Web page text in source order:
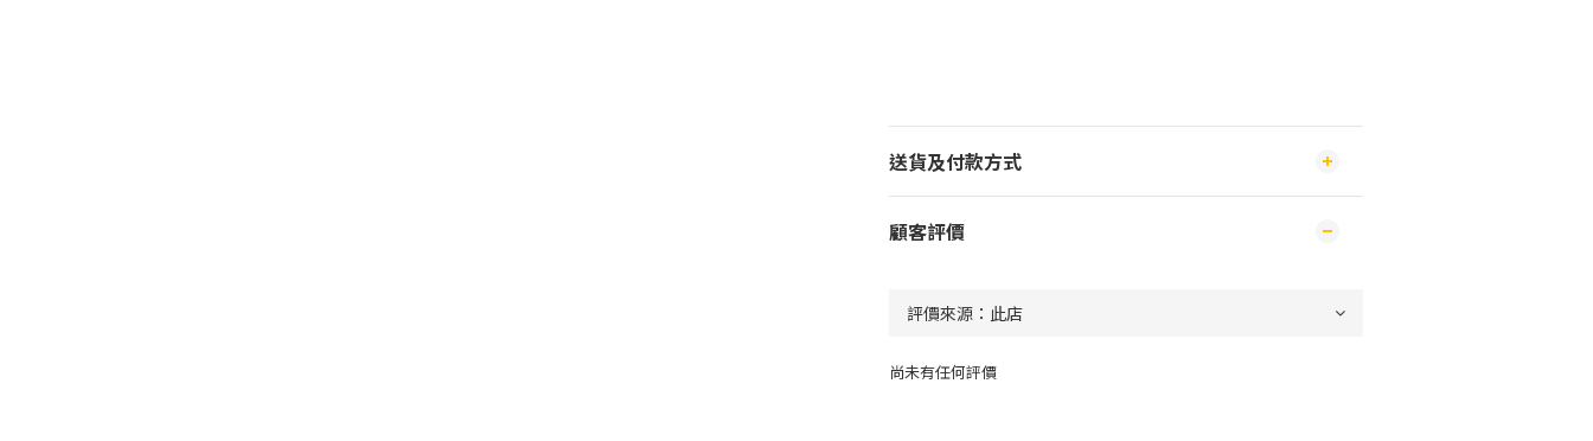
送貨及付款方式
顧客評價
尚未有任何評價